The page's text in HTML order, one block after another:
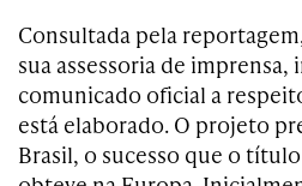
Consultada pela
sua assessoria de
comunicado oficial a
está elaborado. O projeto
Brasil, o sucesso que o